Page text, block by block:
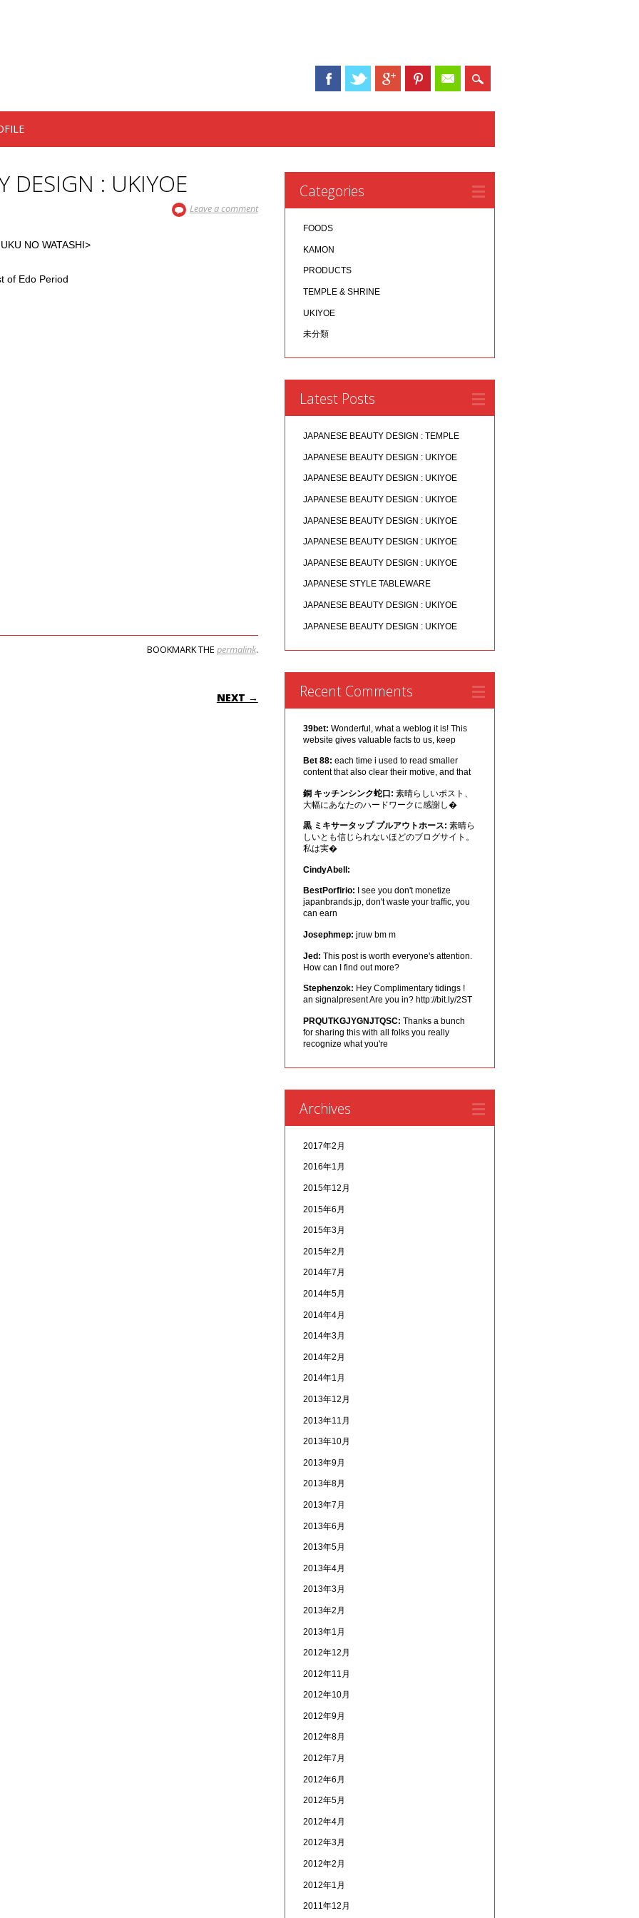
DESIGN : UKIYOE
Leave a comment
NO WATASHI>
of Edo Period
BOOKMARK THE permalink.
NEXT →
Categories
FOODS
KAMON
PRODUCTS
TEMPLE & SHRINE
UKIYOE
未分類
Latest Posts
JAPANESE BEAUTY DESIGN : TEMPLE
JAPANESE BEAUTY DESIGN : UKIYOE
JAPANESE BEAUTY DESIGN : UKIYOE
JAPANESE BEAUTY DESIGN : UKIYOE
JAPANESE BEAUTY DESIGN : UKIYOE
JAPANESE BEAUTY DESIGN : UKIYOE
JAPANESE BEAUTY DESIGN : UKIYOE
JAPANESE STYLE TABLEWARE
JAPANESE BEAUTY DESIGN : UKIYOE
JAPANESE BEAUTY DESIGN : UKIYOE
Recent Comments
39bet: Wonderful, what a weblog it is! This
website gives valuable facts to us, keep
Bet 88: each time i used to read smaller
content that also clear their motive, and that
銅 キッチンシンク蛇口: 素晴らしいポスト、
大幅にあなたのハードワークに感謝し�
黒 ミキサータップ プルアウトホース: 素晴ら
しいとも信じられないほどのブログサイト。
私は実�
CindyAbell:
BestPorfirio: I see you don't monetize
japanbrands.jp, don't waste your traffic, you
can earn
Josephmep: jruw bm m
Jed: This post is worth everyone's attention.
How can I find out more?
Stephenzok: Hey Complimentary tidings !
an signalpresent Are you in? http://bit.ly/2ST
PRQUTKGJYGNJTQSC: Thanks a bunch
for sharing this with all folks you really
recognize what you're
Archives
2017年2月
2016年1月
2015年12月
2015年6月
2015年3月
2015年2月
2014年7月
2014年5月
2014年4月
2014年3月
2014年2月
2014年1月
2013年12月
2013年11月
2013年10月
2013年9月
2013年8月
2013年7月
2013年6月
2013年5月
2013年4月
2013年3月
2013年2月
2013年1月
2012年12月
2012年11月
2012年10月
2012年9月
2012年8月
2012年7月
2012年6月
2012年5月
2012年4月
2012年3月
2012年2月
2012年1月
2011年12月